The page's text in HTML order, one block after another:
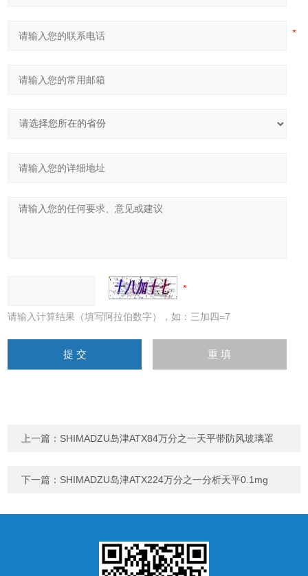
请输入计算结果（填写阿拉伯数字），如：三加四=7
上一篇： SHIMADZU岛津ATX84万分之一天平带防风玻璃罩
下一篇： SHIMADZU岛津ATX224万分之一分析天平0.1mg